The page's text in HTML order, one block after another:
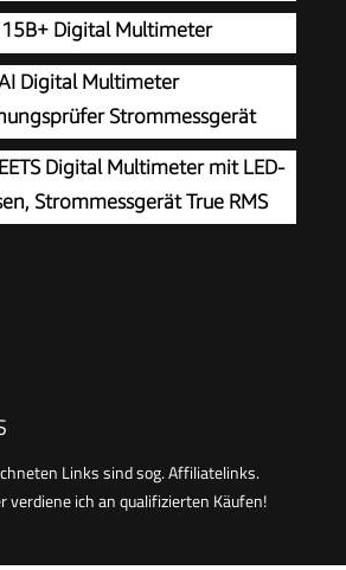
Strom, Widerstand, Dioden
LCD Beleuchtung – Ideal für
Hausgebrauch Schwarz -
15B+ Digital Multimeter
Digital Multimeter
Strommessgerät
Digital Multimeter mit LED-
Strommessgerät True RMS
Links sind sog. Affiliatelinks.
verdiene ich an qualifizierten Käufen!